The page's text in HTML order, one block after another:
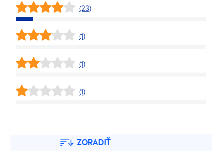
(23)
(1)
(1)
(1)
ZORADIŤ